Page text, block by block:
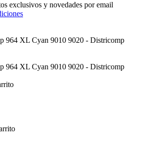
exclusivos y novedades por email